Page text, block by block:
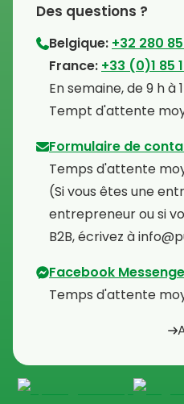
Des questions ?
Belgique: +32 280
⁠France: +33 (0)1 85
⁠En semaine, de 9 h à
⁠Tempt d'attente
Formulaire de
Temps d'attente
⁠(Si vous êtes une
entrepreneur ou si
B2B, écrivez à
Facebook
Temps d'attente